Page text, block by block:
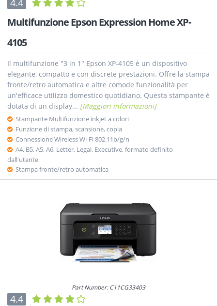
Multifunzione Epson Expression Home XP-
4105
Il multifunzione "3 in 1" Epson XP-4105 è un dispositivo
elegante, compatto e con discrete prestazioni. Offre la stampa
fronte/retro automatica e altre comode funzionalità per
un'efficace utilizzo domestico quotidiano. Questa stampante è
dotata di un display... [Maggiori informazioni]
Stampante Multifunzione inkjet a colori
Funzione di stampa, scansione, copia
Connessione Wireless Wi-Fi 802.11b/g/n
A4, B5, A5, A6, Letter, Legal, Executive, formato definito
dall'utente
Stampa fronte/retro automatica
Part Number: C11CG33403
4.4